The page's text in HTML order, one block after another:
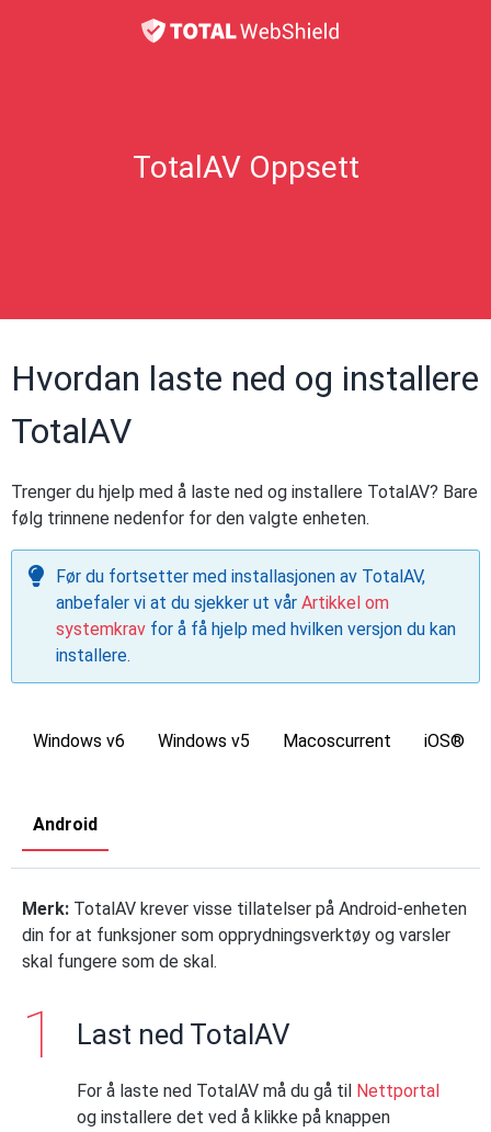
TotalAV Oppsett
Hvordan laste ned og installere
TotalAV
Trenger du hjelp med å laste ned og installere TotalAV? Bare
følg trinnene nedenfor for den valgte enheten.
Før du fortsetter med installasjonen av TotalAV,
anbefaler vi at du sjekker ut vår Artikkel om
systemkrav for å få hjelp med hvilken versjon du kan
installere.
Windows v6 Windows v5 Macoscurrent iOS®
Android
Merk: TotalAV krever visse tillatelser på Android-enheten
din for at funksjoner som opprydningsverktøy og varsler
skal fungere som de skal.
Last ned TotalAV
For å laste ned TotalAV må du gå til Nettportal
og installere det ved å klikke på knappen